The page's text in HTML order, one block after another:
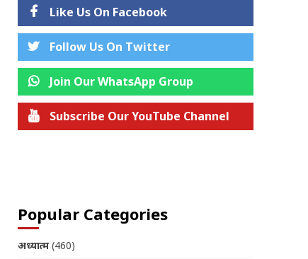
Like Us On Facebook
Follow Us On Twitter
Join Our WhatsApp Group
Subscribe Our YouTube Channel
Popular Categories
अध्यात्म(460)